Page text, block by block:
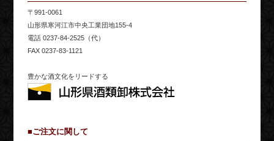
〒991-0061
山形県寒河江市中央工業団地155-4
電話 0237-84-2525（代）
FAX 0237-83-1121
豊かな酒文化をリードする
■ご注文に関して